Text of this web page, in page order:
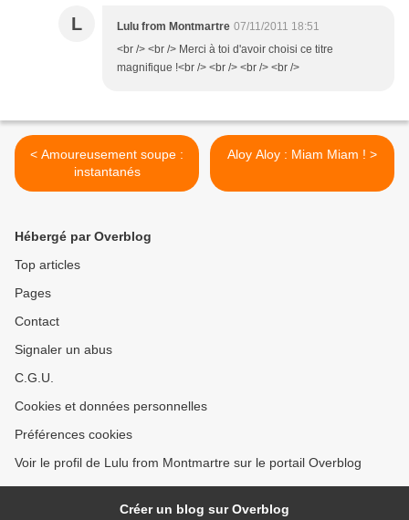
L Lulu from Montmartre 07/11/2011 18:51
<br /> <br /> Merci à toi d'avoir choisi ce titre
magnifique !<br /> <br /> <br /> <br />
< Amoureusement soupe :
instantanés
Aloy Aloy : Miam Miam ! >
Hébergé par Overblog
Top articles
Pages
Contact
Signaler un abus
C.G.U.
Cookies et données personnelles
Préférences cookies
Voir le profil de Lulu from Montmartre sur le portail Overblog
Créer un blog sur Overblog